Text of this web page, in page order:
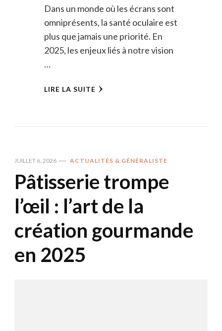
Dans un monde où les écrans sont
omniprésents, la santé oculaire est
plus que jamais une priorité. En
2025, les enjeux liés à notre vision
…
LIRE LA SUITE
JUILLET 6, 2026 ACTUALITÉS & GÉNÉRALISTE
Pâtisserie trompe
l’œil : l’art de la
création gourmande
en 2025